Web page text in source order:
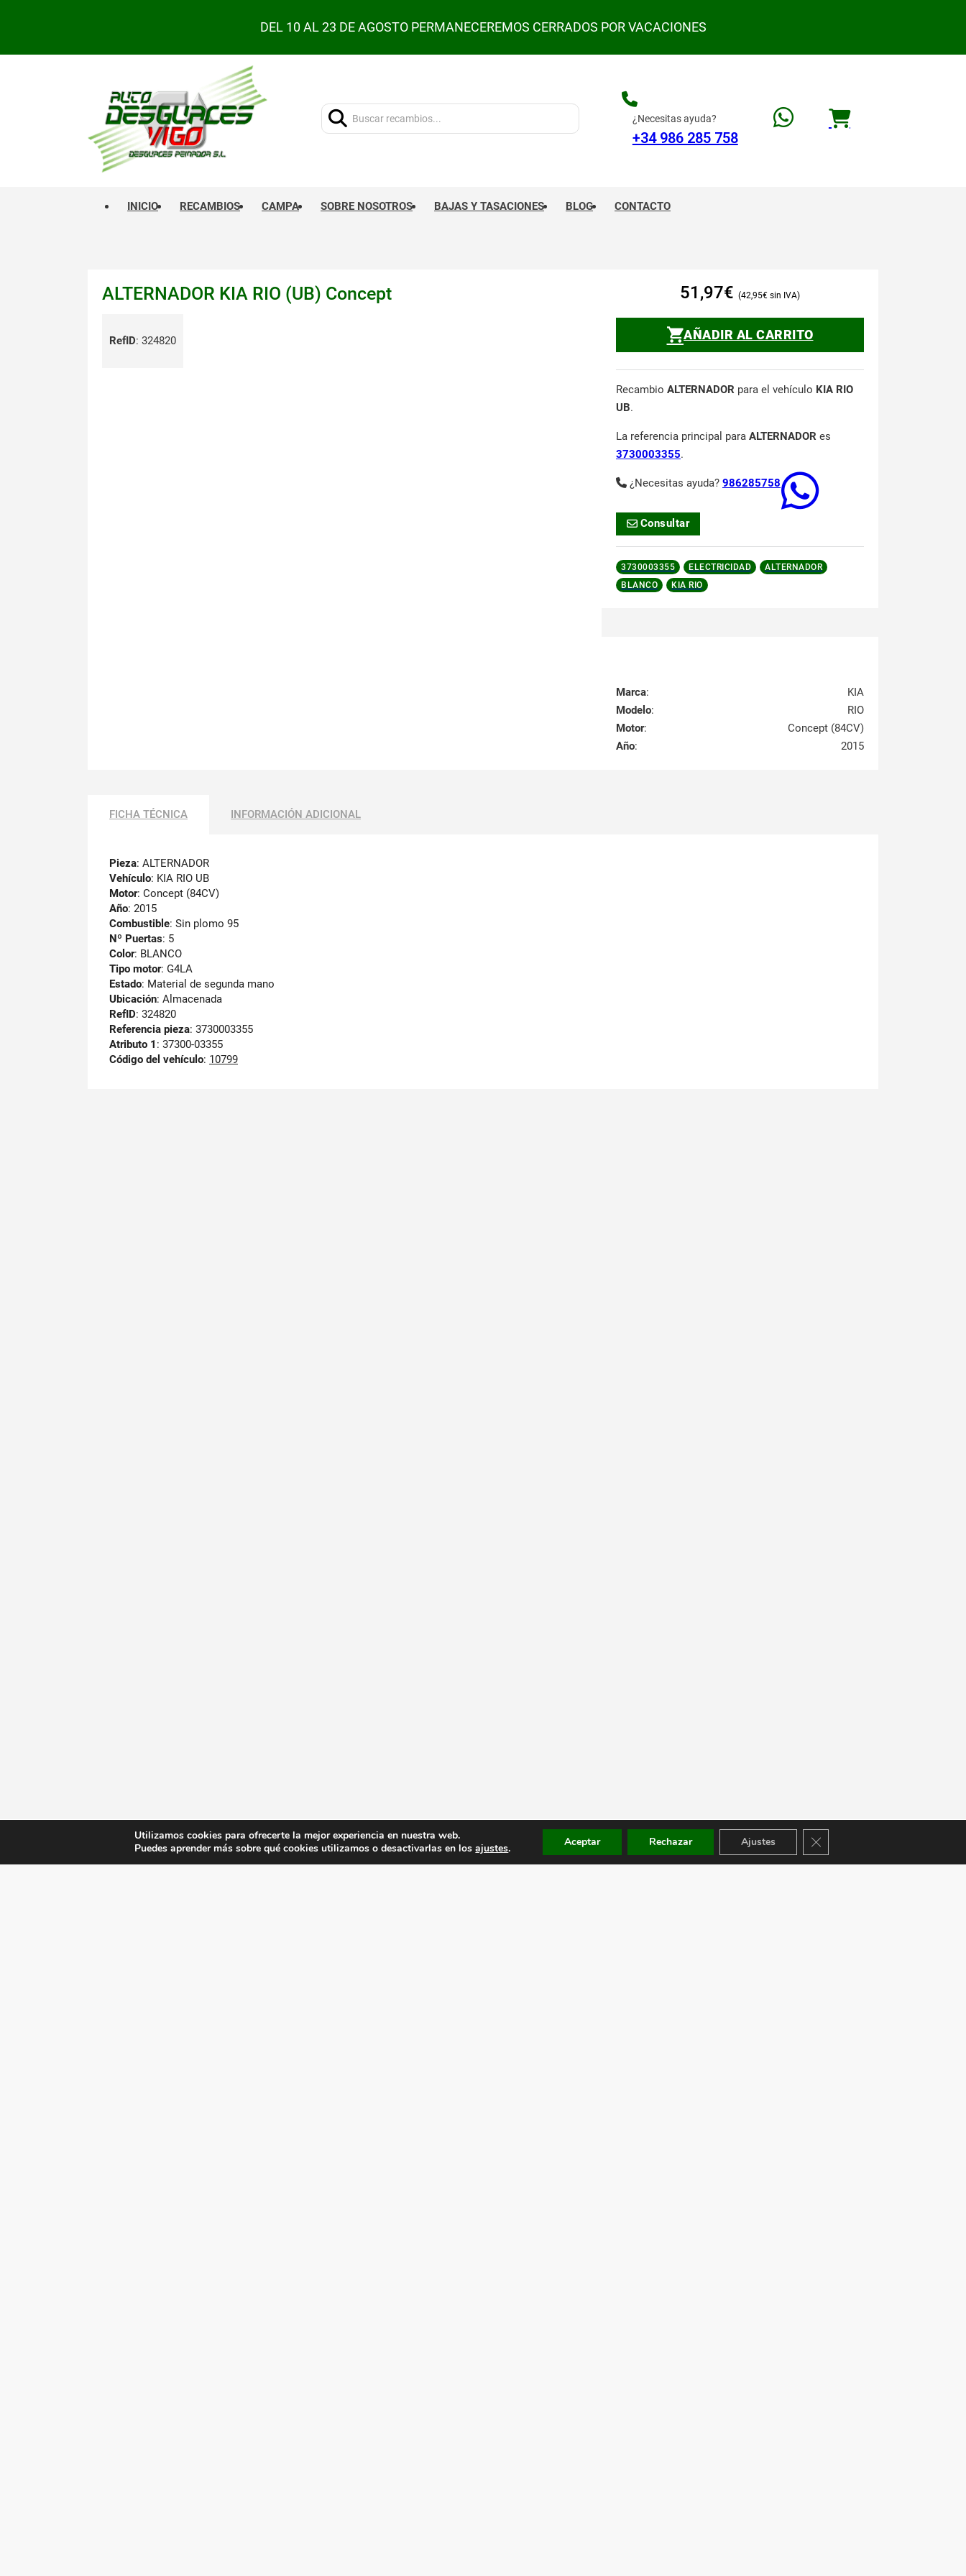
DEL 10 AL 23 DE AGOSTO PERMANECEREMOS CERRADOS POR VACACIONES
Buscar:
¿Necesitas ayuda?
+34 986 285 758
INICIO RECAMBIOS CAMPA SOBRE NOSOTROS BAJAS Y TASACIONES BLOG CONTACTO
ALTERNADOR KIA RIO (UB) Concept
RefID: 324820
51,97€ 42,95€
AÑADIR AL CARRITO
Recambio ALTERNADOR para el vehículo KIA RIO
UB.
La referencia principal para ALTERNADOR es
3730003355.
¿Necesitas ayuda? 986285758
Consultar
3730003355 ELECTRICIDAD
ALTERNADOR
BLANCO
KIA RIO
Marca:
KIA
Modelo:
RIO
Motor:
Concept (84CV)
Año: 2015
FICHA TÉCNICA INFORMACIÓN ADICIONAL
Pieza: ALTERNADOR
Vehículo: KIA RIO UB
Motor: Concept (84CV)
Año: 2015
Combustible: Sin plomo 95
Nº Puertas: 5
Color: BLANCO
Tipo motor: G4LA
Estado: Material de segunda mano
Ubicación: Almacenada
RefID: 324820
Referencia pieza: 3730003355
Atributo 1 : 37300-03355
Código del vehículo: 10799
Utilizamos cookies para ofrecerte la mejor experiencia en nuestra web.
Puedes aprender más sobre qué cookies utilizamos o desactivarlas en losajustes. Aceptar Rechazar Ajustes Cerrar el banner de cookies RGPD